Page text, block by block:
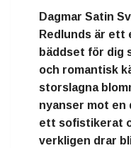
Dagmar Satin
Redlunds är
bäddset för dig
och romantisk
storslagna
nyanser mot en
ett sofistikerat
verkligen drar